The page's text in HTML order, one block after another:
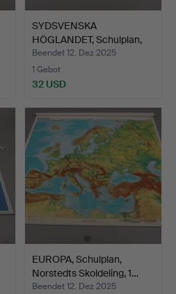
SYDSVENSKA
HÖGLANDET, Schulplan,
Lithograp…
Beendet 12. Dez 2025
1 Gebot
32 USD
EUROPA, Schulplan,
Norstedts Skoldeling, 1…
Beendet 12. Dez 2025